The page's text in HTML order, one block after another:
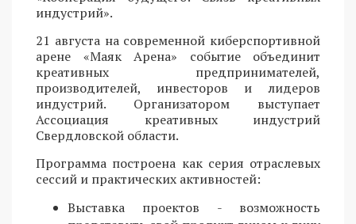
индустрий».
21 августа на современной киберспортивной
арене «Маяк Арена» событие объединит
креативных предпринимателей,
производителей, инвесторов и лидеров
индустрий. Организатором выступает
Ассоциация креативных индустрий
Свердловской области.
Программа построена как серия отраслевых
сессий и практических активностей:
Выставка проектов - возможность